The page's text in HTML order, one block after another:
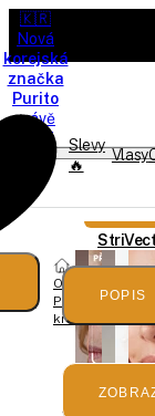
🇰🇷
Nová
korejská
značka
Purito
právě
dorazila
Slevy
🔥
Vlasy
Obličej
Pleťové
krémy
POPIS